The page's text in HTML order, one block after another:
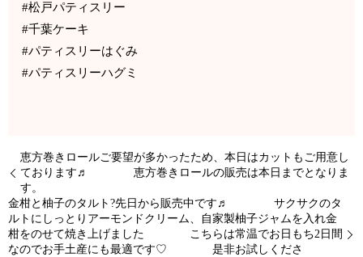
#松戸パティスリー
#千葉ケーキ
#パティスリーはぐみ
#パティスリーハグミ
恵方巻きロールご要望が多かったため、本日はカットもご用意し
ております♬ 恵方巻きロールの販売は本日までとなりま
す。
金柑と柚子のタルト?先日から販売中です♬ サクサクのタ
ルトにしっとりアーモンドクリーム、自家製柚子ジャムを入れ金
柑をのせて焼き上げました こちらは常温でお日もち2日間
なのでお手土産にも最適です♡ 是非お試しくださ